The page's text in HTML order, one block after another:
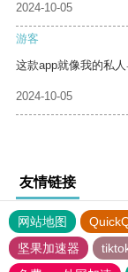
2024-10-05
游客
这款app就像我的私
2024-10-05
友情链接
网站地图
坚果加速器